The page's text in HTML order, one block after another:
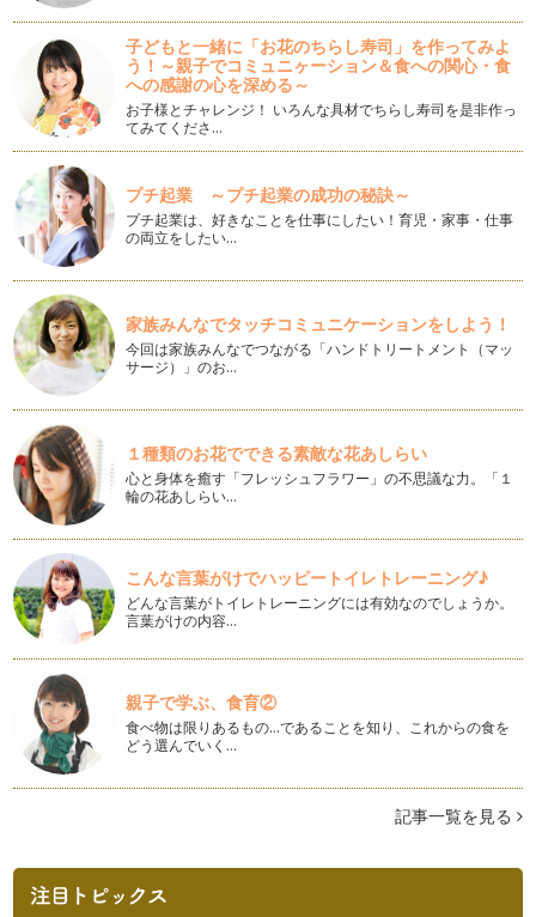
働くママの悩み⑱『心折れそうになる瞬間の１つ、子どもの病
気』
突然かかってくる保育園からの呼び出し電話。 朝起きてきた
子どもの様子がどうもいつも…
働くママの悩み⑰『復職！保育園スタート！で感じる罪悪感の
正体とは』
入園、入学、復職、異動、おめでとうございます！！ 育児休
職より職場復帰された方も多…
働くママの悩み⑯『仕事で成果をあげたい！』
妊娠出産という大仕事を終えて、育児休職を経て復職。 折角
復職したのだから、楽しく仕…
働くママの悩み⑮『職場での私とは？復職後の焦り』『私、職
場でどんな存在？ 復職後の焦りの原因』
妊娠出産を経て育児休職入り。 暫くの間仕事から離れていた
ことに不安を感じながら職場…
働くママの悩み⑭『新年の抱負を継続・実現させたい！』
あけましておめでとうございます！ 今年もよろしくお願い
します。 &nbs…
働くママの悩み⑬『子どもの寝る時間が日に日に遅くなる！』
「子どもが寝る時間がどんどん遅くなっていっている。」
「大人と同じように遅くまで起…
働くママの悩み⑫ 『幼稚園ママと保育園ママ』
ちょっと突飛なテーマかもしれませんが、案外誰しもがどこか
にもっているであろうこの区別。 …
働くママの悩み⑪『育児休職中の不安』
育児中のママは、大抵復職への不安を抱えています。 ・ 産
前産…
よいのか。 について悩んで…
子どもと一緒に「お花のちらし寿司」を作ってみよ
う！～親子でコミュニヶーション＆食への関心・食
への感謝の心を深める～
お子様とチャレンジ！ いろんな具材でちらし寿司を是非作っ
てみてくださ…
プチ起業 ～プチ起業の成功の秘訣～
プチ起業は、好きなことを仕事にしたい！育児・家事・仕事
の両立をしたい…
家族みんなでタッチコミュニケーションをしよう！
今回は家族みんなでつながる「ハンドトリートメント（マッ
サージ）」のお…
１種類のお花でできる素敵な花あしらい
心と身体を癒す「フレッシュフラワー」の不思議な力。「１
輪の花あしらい…
こんな言葉がけでハッピートイレトレーニング♪
どんな言葉がトイレトレーニングには有効なのでしょうか。
言葉がけの内容…
親子で学ぶ、食育②
食べ物は限りあるもの…であることを知り、これからの食を
どう選んでいく…
記事一覧を見る